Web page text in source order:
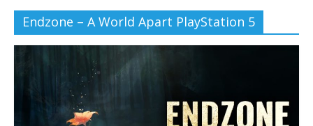
Endzone – A World Apart PlayStation 5